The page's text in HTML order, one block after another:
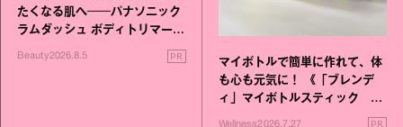
たくなる肌へ──パナソニック
ラムダッシュ ボディトリマーが
進化！
Beauty2026.8.5 PR
マイボトルで簡単に作れて、体
も心も元気に！ 《「ブレンデ
ィ」マイボトルスティック い
いこと毎日》シリーズが誕生
Wellness2026.7.27 PR